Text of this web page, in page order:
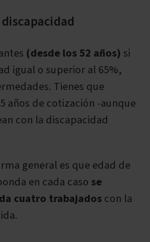
(desde los 52 años) si
igual o superior al 65%,
Tienes que
años de cotización -aunque
con la discapacidad
general es que edad de
en cada caso se
cuatro trabajadoscon la